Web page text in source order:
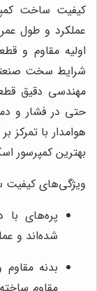
کیفیت ساخت
عملکرد و طول عمر
اولیه مقاوم و
شرایط سخت
مهندسی دقیق
حتی در فشار و
هوامدار با تمرکز
بهترین کمپرسور
ویژگی‌های کیفیت
پره‌های با
شده‌اند و
بدنه